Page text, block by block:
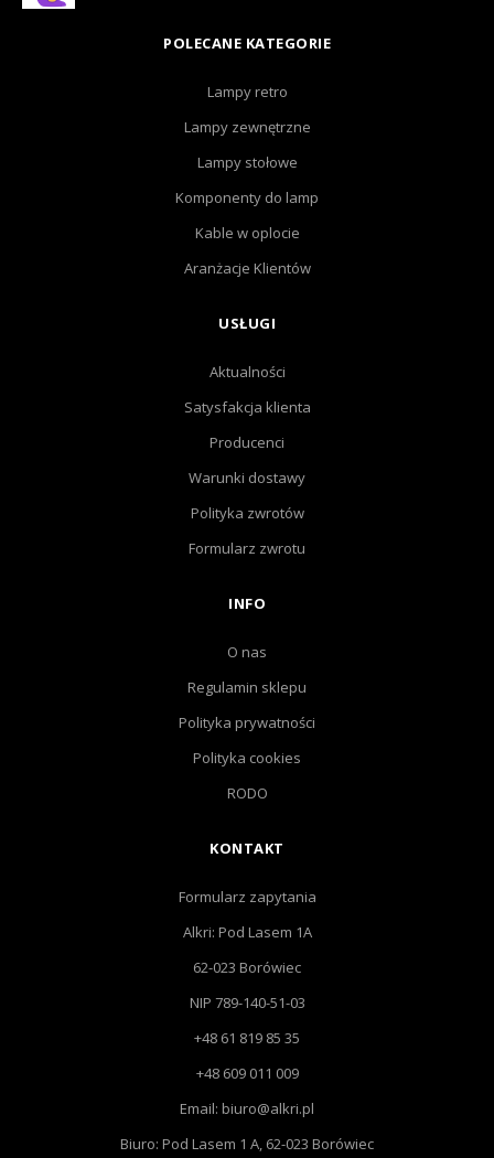
POLECANE KATEGORIE
Lampy retro
Lampy zewnętrzne
Lampy stołowe
Komponenty do lamp
Kable w oplocie
Aranżacje Klientów
USŁUGI
Aktualności
Satysfakcja klienta
Producenci
Warunki dostawy
Polityka zwrotów
Formularz zwrotu
INFO
O nas
Regulamin sklepu
Polityka prywatności
Polityka cookies
RODO
KONTAKT
Formularz zapytania
Alkri: Pod Lasem 1A
62-023 Borówiec
NIP 789-140-51-03
+48 61 819 85 35
+48 609 011 009
Email: biuro@alkri.pl
Biuro: Pod Lasem 1 A, 62-023 Borówiec